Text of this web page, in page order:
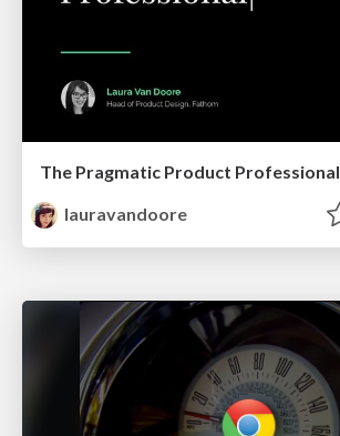
The Pragmatic Product Professional
lauravandoore